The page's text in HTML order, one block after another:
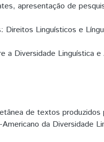
apresentação de
Direitos Linguísticos e
a Diversidade Linguística e
de textos produzidos
da Diversidade